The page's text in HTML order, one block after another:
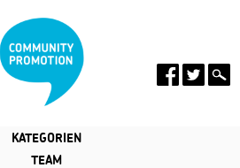
KATEGORIEN
TEAM